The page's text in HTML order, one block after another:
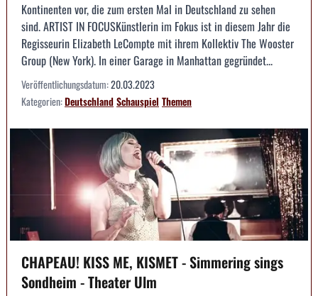
Kontinenten vor, die zum ersten Mal in Deutschland zu sehen
sind. ARTIST IN FOCUSKünstlerin im Fokus ist in diesem Jahr die
Regisseurin Elizabeth LeCompte mit ihrem Kollektiv The Wooster
Group (New York). In einer Garage in Manhattan gegründet...
Veröffentlichungsdatum:20.03.2023
Kategorien:DeutschlandSchauspiel Themen
CHAPEAU! KISS ME, KISMET - Simmering sings
Sondheim - Theater Ulm